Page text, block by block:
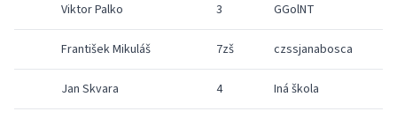
Viktor Palko 3 GGolNT
František Mikuláš 7zš czssjanabosca
Jan Skvara 4 Iná škola